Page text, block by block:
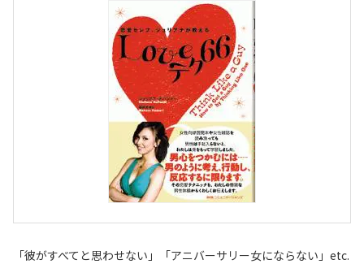
「彼がすべてと思わせない」「アニバーサリー女にならない」etc.